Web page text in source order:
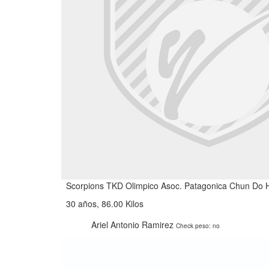
Scorpions TKD Olimpico Asoc. Patagonica Chun Do
30 años, 86.00 Kilos
Ariel Antonio Ramirez Check peso: no